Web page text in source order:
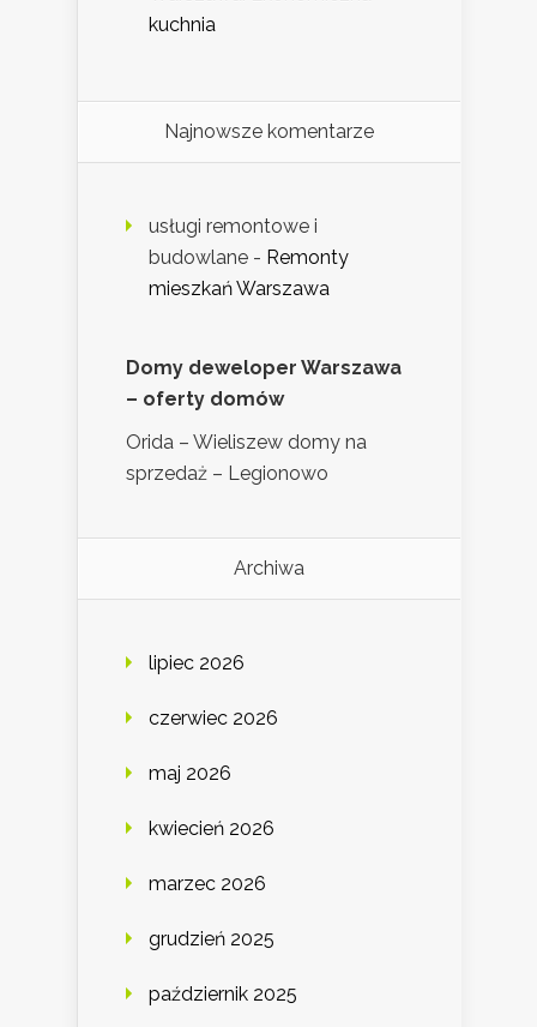
kuchnia
Najnowsze komentarze
usługi remontowe i
budowlane - Remonty
mieszkań Warszawa
Domy deweloper Warszawa
– oferty domów
Orida – Wieliszew domy na
sprzedaż – Legionowo
Archiwa
lipiec 2026
czerwiec 2026
maj 2026
kwiecień 2026
marzec 2026
grudzień 2025
październik 2025